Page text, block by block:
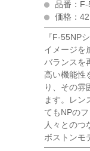
品番：F-
価格：
『F-55NP
イメージを
バランスを
高い機能性
り、その雰
ます。レン
てもNPの
人々とのつ
ボストンモ